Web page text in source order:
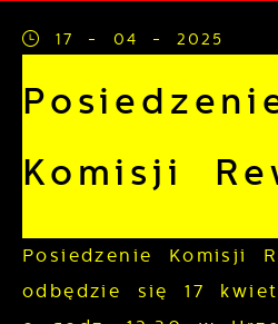
17 - 04 - 2025
Komisji
Posiedzenie Komisji
odbędzie się 17
Pliki cookies
celu m.in.
wypełniania
Tego typu pliki cookies
wprowadzonych przez
funkcjonalności czy